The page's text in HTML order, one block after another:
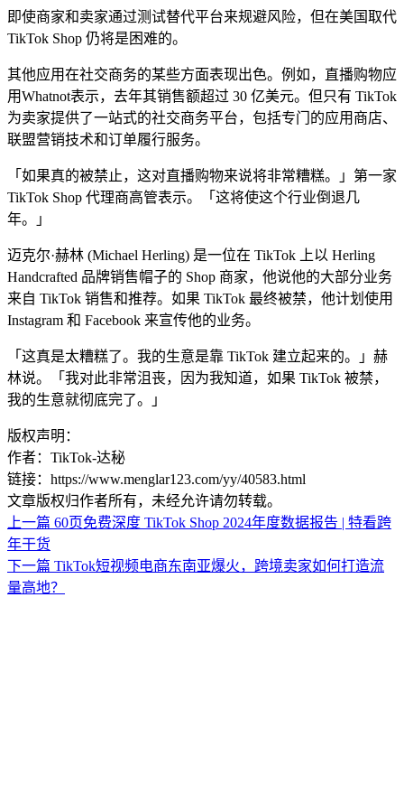
即使商家和卖家通过测试替代平台来规避风险，但在美国取代
TikTok Shop 仍将是困难的。
其他应用在社交商务的某些方面表现出色。例如，直播购物应
用Whatnot表示，去年其销售额超过 30 亿美元。但只有 TikTok
为卖家提供了一站式的社交商务平台，包括专门的应用商店、
联盟营销技术和订单履行服务。
「如果真的被禁止，这对直播购物来说将非常糟糕。」第一家
TikTok Shop 代理商高管表示。「这将使这个行业倒退几
年。」
迈克尔·赫林 (Michael Herling) 是一位在 TikTok 上以 Herling
Handcrafted 品牌销售帽子的 Shop 商家，他说他的大部分业务
来自 TikTok 销售和推荐。如果 TikTok 最终被禁，他计划使用
Instagram 和 Facebook 来宣传他的业务。
「这真是太糟糕了。我的生意是靠 TikTok 建立起来的。」赫
林说。「我对此非常沮丧，因为我知道，如果 TikTok 被禁，
我的生意就彻底完了。」
版权声明：
作者：TikTok-达秘
链接：https://www.menglar123.com/yy/40583.html
文章版权归作者所有，未经允许请勿转载。
上一篇 60页免费深度 TikTok Shop 2024年度数据报告 | 特看跨
年干货
下一篇 TikTok短视频电商东南亚爆火，跨境卖家如何打造流
量高地？